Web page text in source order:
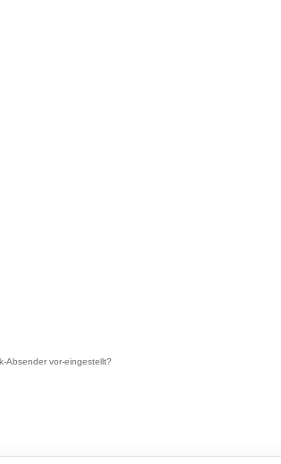
Absender vor-eingestellt?